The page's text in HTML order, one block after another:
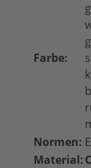
Farbe:
Normen:
Material: